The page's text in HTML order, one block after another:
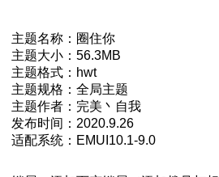
主题名称：圈住你
主题大小：56.3MB
主题格式：hwt
主题规格：全局主题
主题作者：完美丶自我
发布时间：2020.9.26
适配系统：EMUI10.1-9.0